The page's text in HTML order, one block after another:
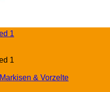
Markisen & Vorzelte